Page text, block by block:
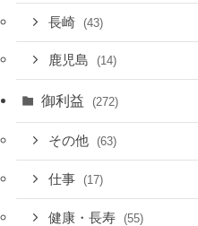
長崎 (43)
鹿児島 (14)
御利益 (272)
その他 (63)
仕事 (17)
健康・長寿 (55)